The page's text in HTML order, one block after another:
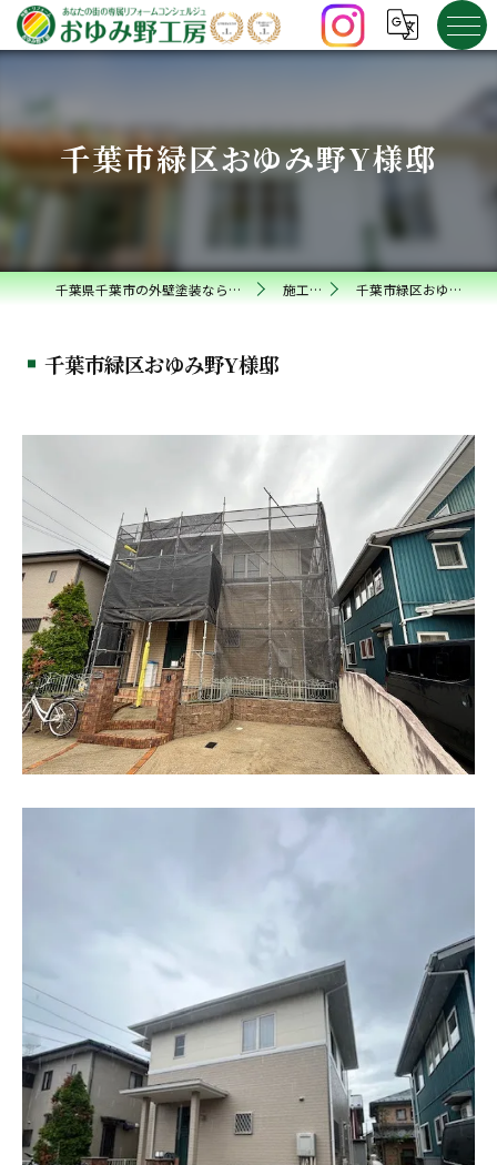
千葉市緑区おゆみ野Y様邸
千葉県千葉市の外壁塗装ならおゆみ野工房 施工事例 千葉市緑区おゆみ野Y様邸
千葉市緑区おゆみ野Y様邸